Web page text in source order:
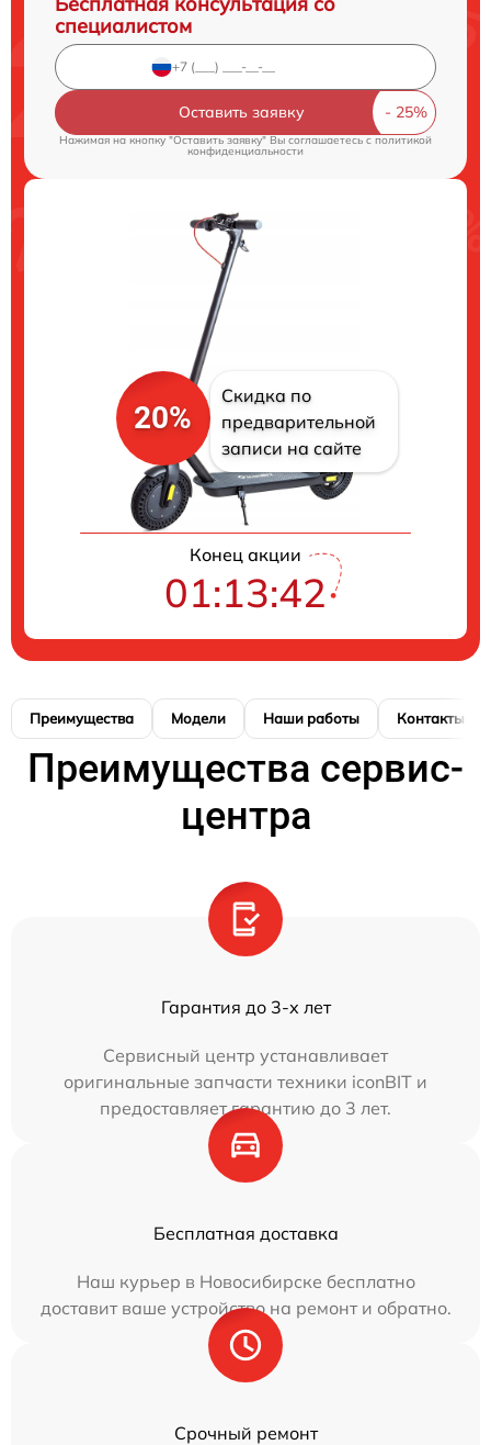
специалистом
Оставить заявку
Нажимая на кнопку "Оставить заявку" Вы соглашаетесь cполитикой
конфиденциальности
20%
Скидка по
предварительной
записи на сайте
Конец акции
01:13:41
Преимущества Модели Наши работы Контакты
Преимущества сервис-
центра
Гарантия до 3-х лет
Сервисный центр устанавливает
оригинальные запчасти техники iconBIT и
предоставляет гарантию до 3 лет.
Бесплатная доставка
Наш курьер в Новосибирске бесплатно
доставит ваше устройство на ремонт и обратно.
Срочный ремонт